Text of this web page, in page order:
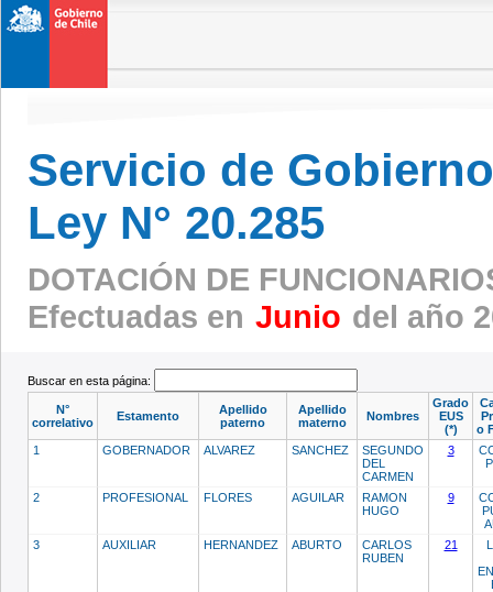
Servicio de
Ley N° 20.285
DOTACIÓN DE
Efectuadas en Junio del año
Buscar en esta página:
N°
correlativo
Estamento
Apellido
paterno
Apellido
materno
Nombres
Grado
EUS
(*)
o
1
GOBERNADOR ALVAREZ SANCHEZ
SEGUNDO
DEL
CARMEN
3
2 PROFESIONAL FLORES AGUILAR
RAMON
HUGO
9
3
AUXILIAR HERNANDEZ ABURTO
CARLOS
RUBEN
21